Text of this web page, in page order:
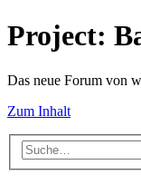
Project:
Das neue Forum von
Zum Inhalt